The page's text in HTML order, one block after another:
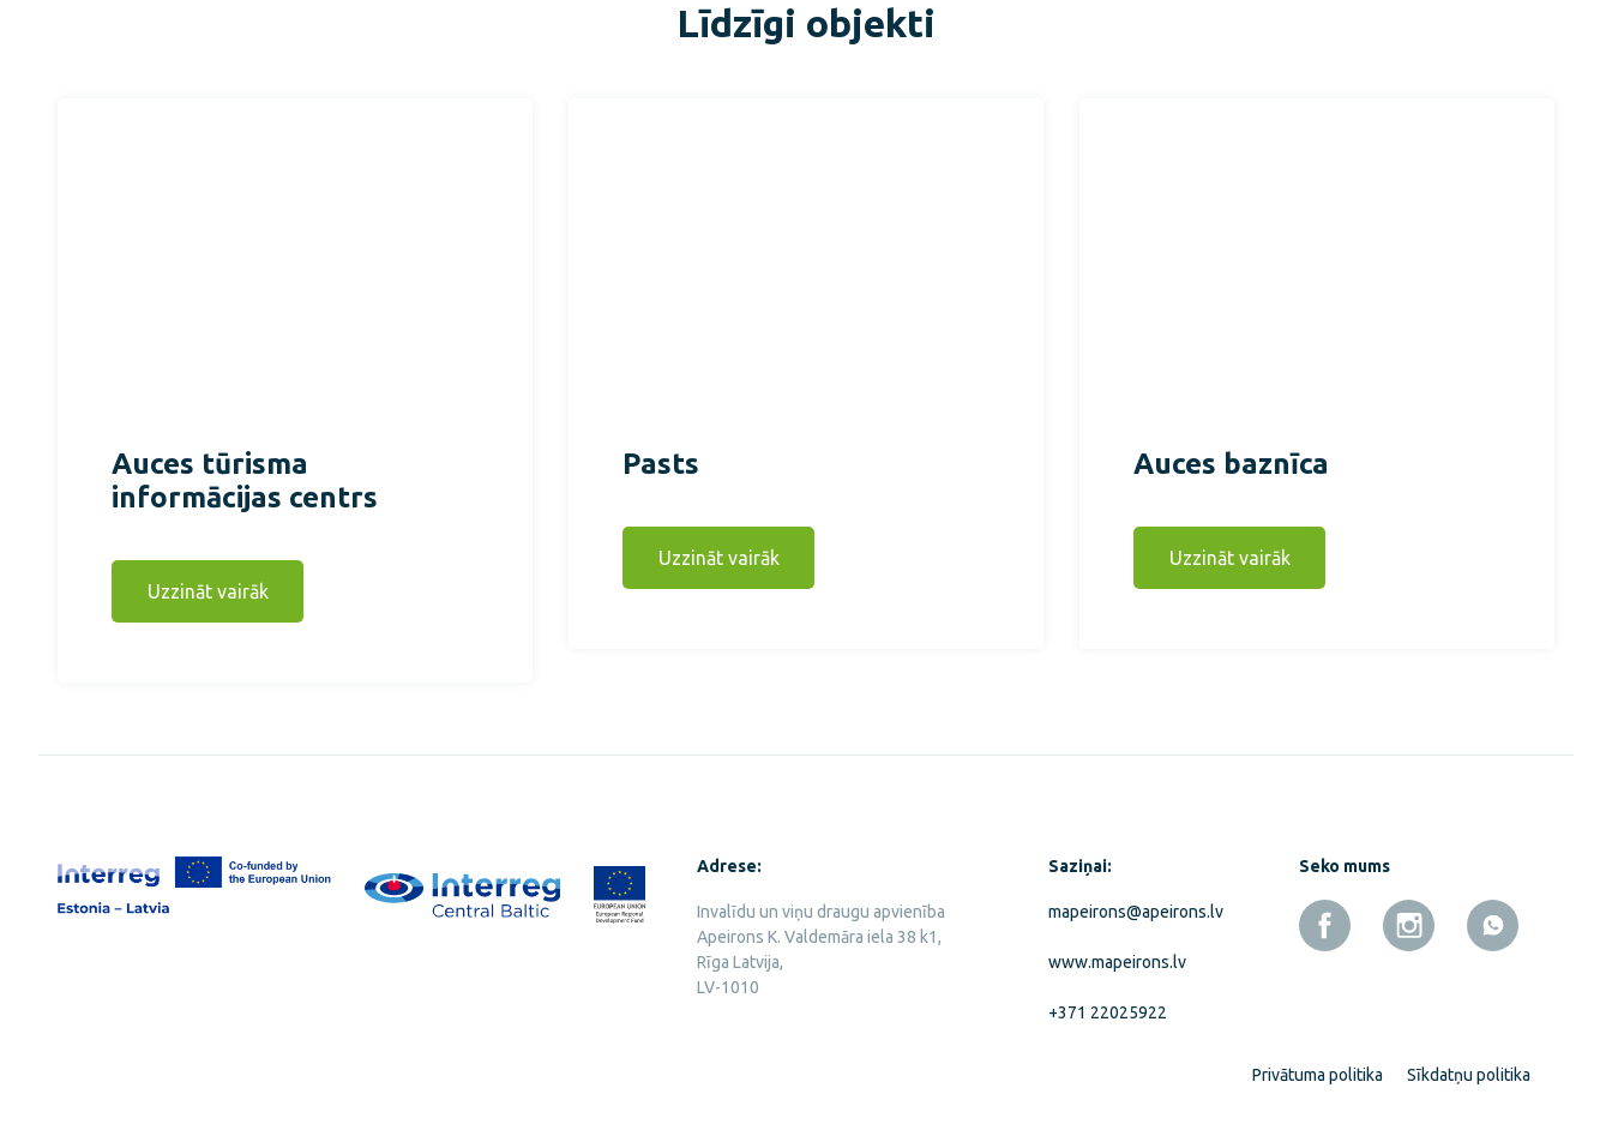
Līdzīgi objekti
Auces tūrisma
informācijas centrs
Uzzināt vairāk
Pasts
Uzzināt vairāk
Auces baznīca
Uzzināt vairāk
Adrese:
Invalīdu un viņu draugu apvienība
Apeirons K. Valdemāra iela 38 k1,
Rīga Latvija,
LV-1010
Saziņai:
mapeirons@apeirons.lv
www.mapeirons.lv
+371 22025922
Seko mums
Privātuma politika Sīkdatņu politika